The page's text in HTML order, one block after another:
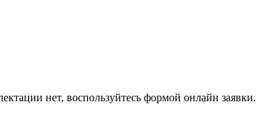
нет, воспользуйтесь формой онлайн